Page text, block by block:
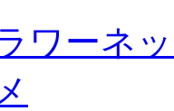
ワーネ